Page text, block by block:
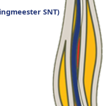
SNT)